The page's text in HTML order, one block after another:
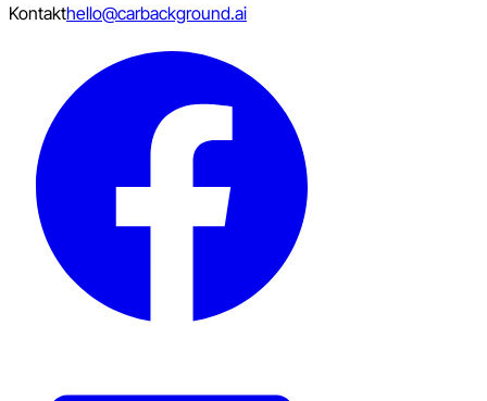
Kontakthello@carbackground.ai